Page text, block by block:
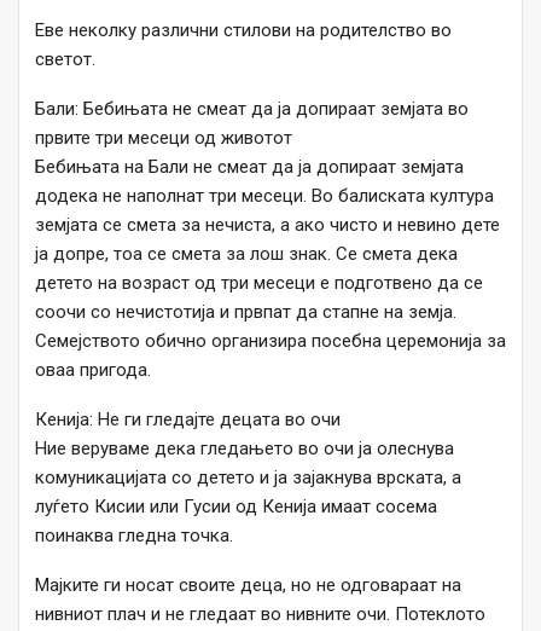
Еве неколку различни стилови на родителство во
светот.
Бали: Бебињата не смеат да ја допираат земјата во
првите три месеци од животот
Бебињата на Бали не смеат да ја допираат земјата
додека не наполнат три месеци. Во балиската култура
земјата се смета за нечиста, а ако чисто и невино дете
ја допре, тоа се смета за лош знак. Се смета дека
детето на возраст од три месеци е подготвено да се
соочи со нечистотија и првпат да стапне на земја.
Семејството обично организира посебна церемонија за
оваа пригода.
Кенија: Не ги гледајте децата во очи
Ние веруваме дека гледањето во очи ја олеснува
комуникацијата со детето и ја зајакнува врската, а
луѓето Кисии или Гусии од Кенија имаат сосема
поинаква гледна точка.
Мајките ги носат своите деца, но не одговараат на
нивниот плач и не гледаат во нивните очи. Потеклото